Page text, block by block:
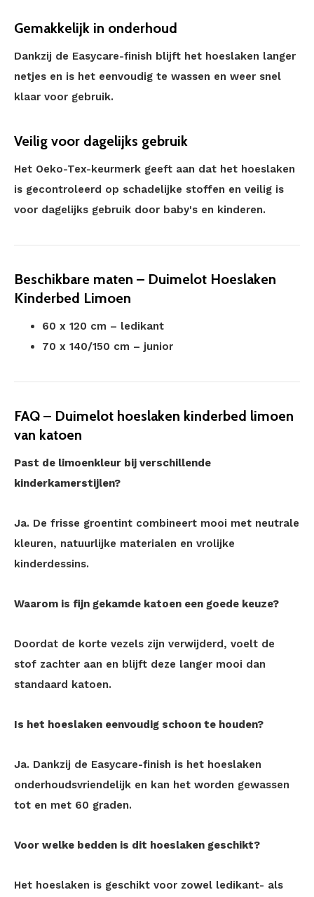
Gemakkelijk in onderhoud
Dankzij de Easycare-finish blijft het hoeslaken langer
netjes en is het eenvoudig te wassen en weer snel
klaar voor gebruik.
Veilig voor dagelijks gebruik
Het Oeko-Tex-keurmerk geeft aan dat het hoeslaken
is gecontroleerd op schadelijke stoffen en veilig is
voor dagelijks gebruik door baby's en kinderen.
Beschikbare maten – Duimelot Hoeslaken
Kinderbed Limoen
60 x 120 cm – ledikant
70 x 140/150 cm – junior
FAQ – Duimelot hoeslaken kinderbed limoen
van katoen
Past de limoenkleur bij verschillende
kinderkamerstijlen?
Ja. De frisse groentint combineert mooi met neutrale
kleuren, natuurlijke materialen en vrolijke
kinderdessins.
Waarom is fijn gekamde katoen een goede keuze?
Doordat de korte vezels zijn verwijderd, voelt de
stof zachter aan en blijft deze langer mooi dan
standaard katoen.
Is het hoeslaken eenvoudig schoon te houden?
Ja. Dankzij de Easycare-finish is het hoeslaken
onderhoudsvriendelijk en kan het worden gewassen
tot en met 60 graden.
Voor welke bedden is dit hoeslaken geschikt?
Het hoeslaken is geschikt voor zowel ledikant- als